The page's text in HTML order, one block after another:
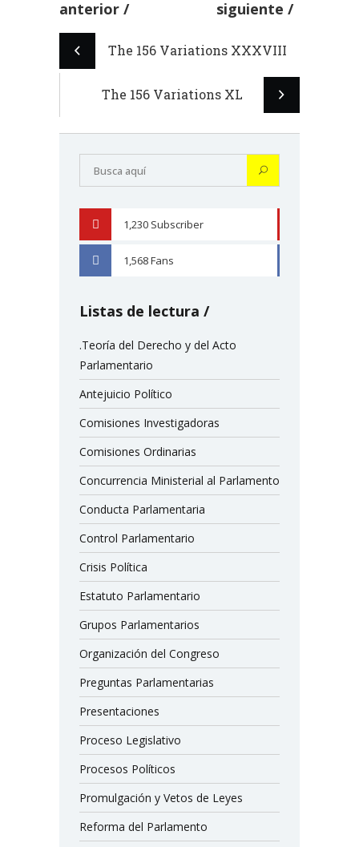
anterior siguiente
The 156 Variations XXXVIII
The 156 Variations XL
1,230 Subscriber
1,568Fans
Listas de lectura
.Teoría del Derecho y del Acto
Parlamentario
Antejuicio Político
Comisiones Investigadoras
Comisiones Ordinarias
Concurrencia Ministerial al Parlamento
Conducta Parlamentaria
Control Parlamentario
Crisis Política
Estatuto Parlamentario
Grupos Parlamentarios
Organización del Congreso
Preguntas Parlamentarias
Presentaciones
Proceso Legislativo
Procesos Políticos
Promulgación y Vetos de Leyes
Reforma del Parlamento